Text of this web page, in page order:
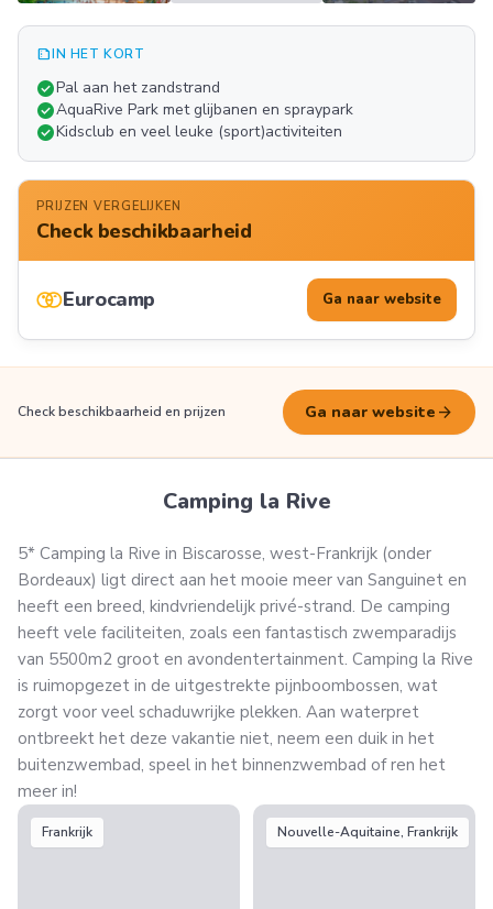
summarizeIN HET KORT
check_circlePal aan het zandstrand
check_circleAquaRive Park met glijbanen en spraypark
check_circleKidsclub en veel leuke (sport)activiteiten
PRIJZEN VERGELIJKEN
Check beschikbaarheid
Eurocamp Ga naar website
Check beschikbaarheid en prijzen Ga naar website arrow_forward
Camping la Rive
5* Camping la Rive in Biscarosse, west-Frankrijk (onder
Bordeaux) ligt direct aan het mooie meer van Sanguinet en
heeft een breed, kindvriendelijk privé-strand. De camping
heeft vele faciliteiten, zoals een fantastisch zwemparadijs
van 5500m2 groot en avondentertainment. Camping la Rive
is ruimopgezet in de uitgestrekte pijnboombossen, wat
zorgt voor veel schaduwrijke plekken. Aan waterpret
ontbreekt het deze vakantie niet, neem een duik in het
buitenzwembad, speel in het binnenzwembad of ren het
meer in!
Frankrijk Nouvelle-Aquitaine, Frankrijk